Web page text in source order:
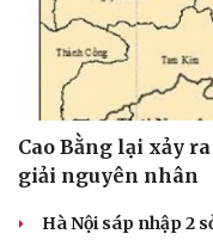
Cao Bằng lại xảy
giải nguyên nhân
Hà Nội sáp nhập 2